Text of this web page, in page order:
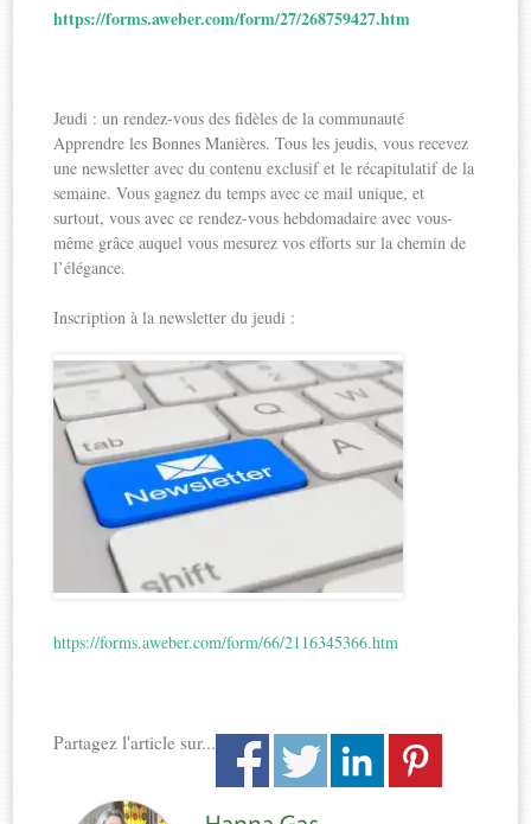
https://forms.aweber.com/form/27/268759427.htm
Jeudi : un rendez-vous des fidèles de la communauté
Apprendre les Bonnes Manières. Tous les jeudis, vous recevez
une newsletter avec du contenu exclusif et le récapitulatif de la
semaine. Vous gagnez du temps avec ce mail unique, et
surtout, vous avec ce rendez-vous hebdomadaire avec vous-
même grâce auquel vous mesurez vos efforts sur la chemin de
l’élégance.
Inscription à la newsletter du jeudi :
https://forms.aweber.com/form/66/2116345366.htm
Partagez l'article sur...